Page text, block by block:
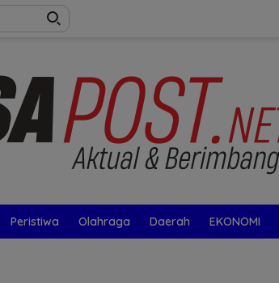
Peristiwa Olahraga Daerah EKONOMI